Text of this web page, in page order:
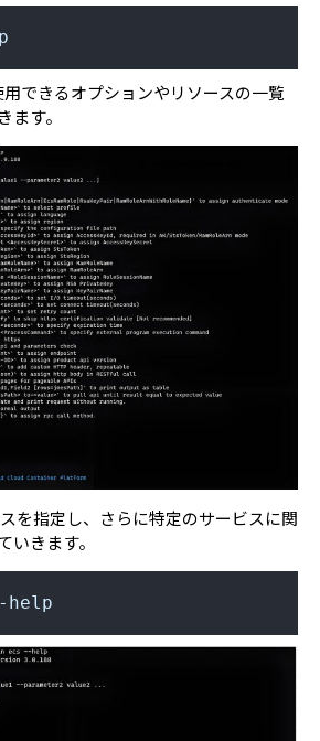
できるオプションやリソースの一覧
ます。
を指定し、さらに特定のサービスに関
いきます。